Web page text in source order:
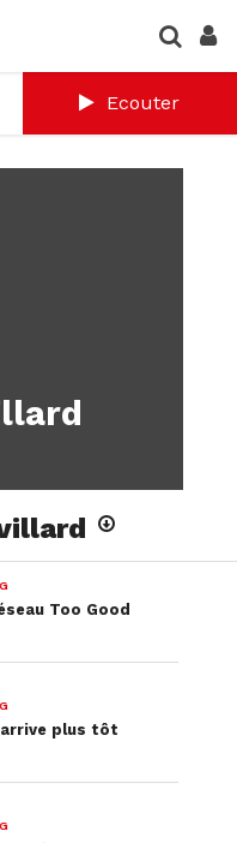
Ecouter
Too Good
plus tôt